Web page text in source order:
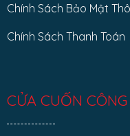
Chính Sách Bảo Mật
Chính Sách Thanh Toán
CỬA CUỐN